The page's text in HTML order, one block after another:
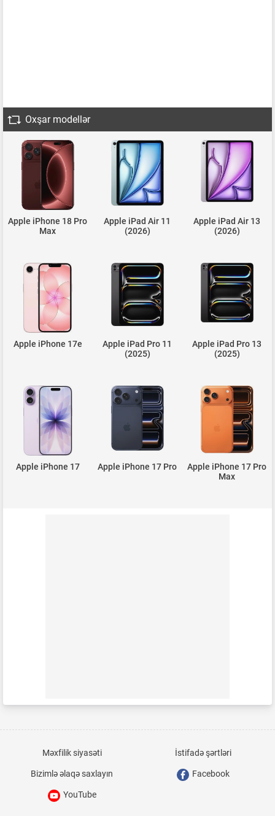
Oxşar modellər
Apple iPhone 18 Pro
Max
Apple iPad Air 11
(2026)
Apple iPad Air 13
(2026)
Apple iPhone 17e
Apple iPad Pro 11
(2025)
Apple iPad Pro 13
(2025)
Apple iPhone 17 Apple iPhone 17 Pro
Apple iPhone 17 Pro
Max
Məxfilik siyasəti İstifadə şərtləri
Bizimlə əlaqə saxlayın Facebook
YouTube